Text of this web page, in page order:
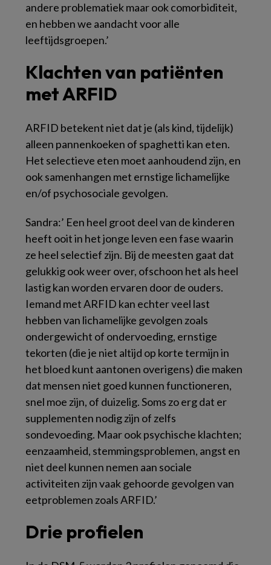
andere problematiek maar ook comorbiditeit,
en hebben we aandacht voor alle
leeftijdsgroepen.’
Klachten van patiënten
met ARFID
ARFID betekent niet dat je (als kind, tijdelijk)
alleen pannenkoeken of spaghetti kan eten.
Het selectieve eten moet aanhoudend zijn, en
ook samenhangen met ernstige lichamelijke
en/of psychosociale gevolgen.
Sandra:’ Een heel groot deel van de kinderen
heeft ooit in het jonge leven een fase waarin
ze heel selectief zijn. Bij de meesten gaat dat
gelukkig ook weer over, ofschoon het als heel
lastig kan worden ervaren door de ouders.
Iemand met ARFID kan echter veel last
hebben van lichamelijke gevolgen zoals
ondergewicht of ondervoeding, ernstige
tekorten (die je niet altijd op korte termijn in
het bloed kunt aantonen overigens) die maken
dat mensen niet goed kunnen functioneren,
snel moe zijn, of duizelig. Soms zo erg dat er
supplementen nodig zijn of zelfs
sondevoeding. Maar ook psychische klachten;
eenzaamheid, stemmingsproblemen, angst en
niet deel kunnen nemen aan sociale
activiteiten zijn vaak gehoorde gevolgen van
eetproblemen zoals ARFID.’
Drie profielen